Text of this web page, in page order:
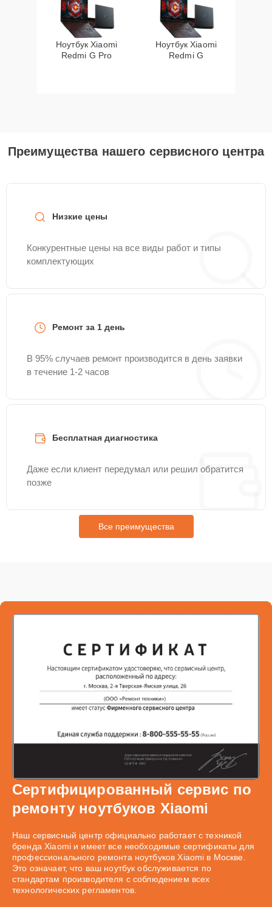
Ноутбук Xiaomi
Redmi G Pro
Ноутбук Xiaomi
Redmi G
Преимущества нашего сервисного центра
Низкие цены
Конкурентные цены на все виды работ и типы
комплектующих
Ремонт за 1 день
В 95% случаев ремонт производится в день заявки
в течение 1-2 часов
Бесплатная диагностика
Даже если клиент передумал или решил обратится
позже
Все преимущества
Сертифицированный сервис по
ремонту ноутбуков Xiaomi
Наш сервисный центр официально работает с техникой
бренда Xiaomi и имеет все необходимые сертификаты для
профессионального ремонта ноутбуков Xiaomi в Москве.
Это означает, что ваш ноутбук обслуживается по
стандартам производителя с соблюдением всех
технологических регламентов.